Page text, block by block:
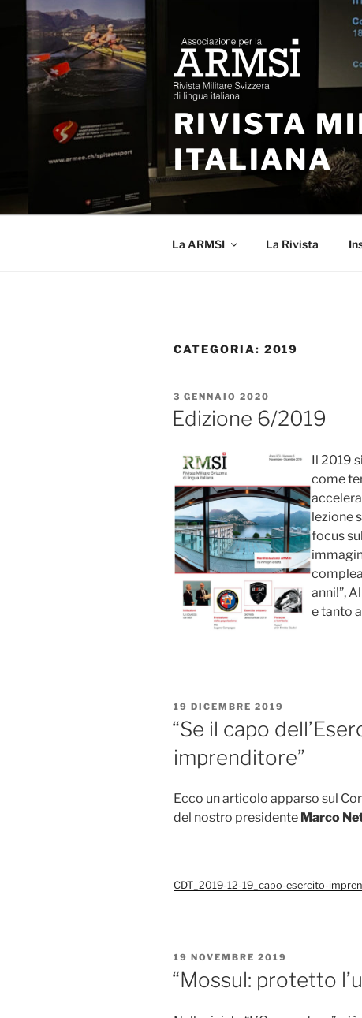
Salta
contenuto
RIVISTA
ITALIANA
La ARMSI La Rivista
CATEGORIA: 2019
PUBBLICATO
IL
3 GENNAIO 2020
Edizione 6/2019
Il 2019
come
lezione
focus
anni!”,
e tanto
PUBBLICATO
IL
19 DICEMBRE 2019
“Se il capo
imprenditore”
Ecco un articolo apparso sul
del nostro presidente Marco
CDT_2019-12-19_capo-esercito-
PUBBLICATO
IL
19 NOVEMBRE 2019
“Mossul: protetto